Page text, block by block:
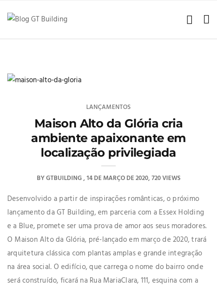
LANÇAMENTOS
Maison Alto da Glória cria
ambiente apaixonante em
localização privilegiada
BYGTBUILDING 14 DE MARÇO DE 2020 720 VIEWS
Desenvolvido a partir de inspirações românticas, o próximo
lançamento da GT Building, em parceria com a Essex Holding
e a Blue, promete ser uma prova de amor aos seus moradores.
O Maison Alto da Glória, pré-lançado em março de 2020, trará
arquitetura clássica com plantas amplas e grande integração
na área social. O edifício, que carrega o nome do bairro onde
será construído, ficará na Rua MariaClara, 111, esquina com a